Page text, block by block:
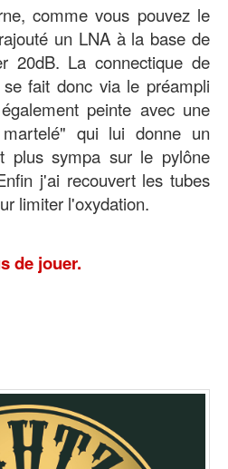
comme vous pouvez le
un LNA à la base de
20dB. La connectique de
fait donc via le préampli
peinte avec une
qui lui donne un
plus sympa sur le pylône
j'ai recouvert les tubes
limiter l'oxydation.
de jouer.